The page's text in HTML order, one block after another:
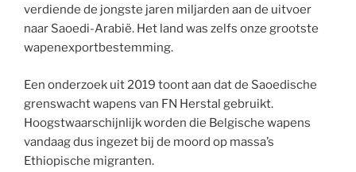
verdiende de jongste jaren miljarden aan de uitvoer
naar Saoedi-Arabië. Het land was zelfs onze grootste
wapenexportbestemming.
Een onderzoek uit 2019 toont aan dat de Saoedische
grenswacht wapens van FN Herstal gebruikt.
Hoogstwaarschijnlijk worden die Belgische wapens
vandaag dus ingezet bij de moord op massa’s
Ethiopische migranten.